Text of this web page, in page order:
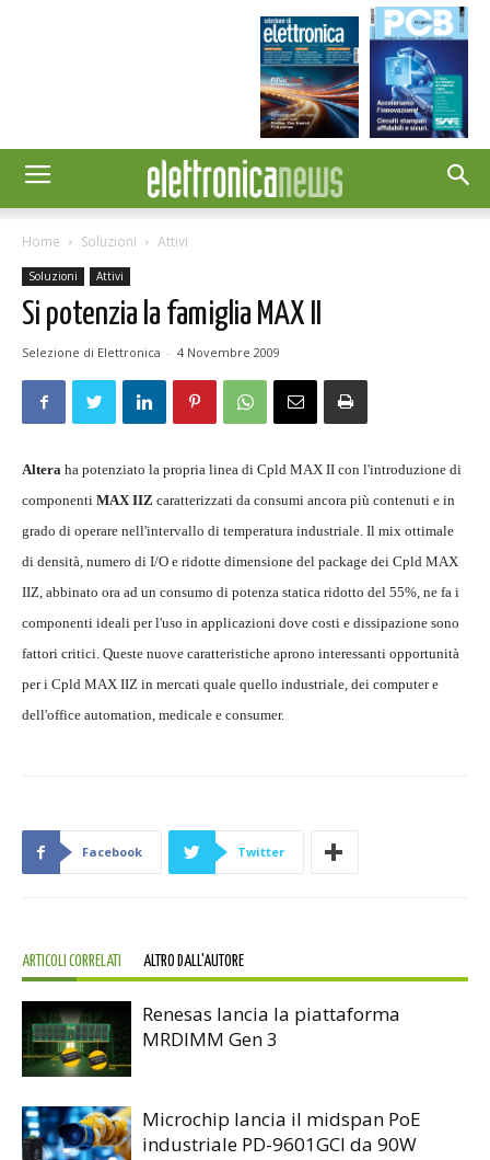
Home Soluzioni Attivi
Soluzioni Attivi
Si potenzia la famiglia MAX II
Selezione di Elettronica - 4 Novembre 2009
Altera ha potenziato la propria linea di Cpld MAX II con l'introduzione di
componenti MAX IIZ caratterizzati da consumi ancora più contenuti e in
grado di operare nell'intervallo di temperatura industriale. Il mix ottimale
di densità, numero di I/O e ridotte dimensione del package dei Cpld MAX
IIZ, abbinato ora ad un consumo di potenza statica ridotto del 55%, ne fa i
componenti ideali per l'uso in applicazioni dove costi e dissipazione sono
fattori critici. Queste nuove caratteristiche aprono interessanti opportunità
per i Cpld MAX IIZ in mercati quale quello industriale, dei computer e
dell'office automation, medicale e consumer.
Facebook Twitter
ARTICOLI CORRELATI ALTRO DALL'AUTORE
Renesas lancia la piattaforma
MRDIMM Gen 3
Microchip lancia il midspan PoE
industriale PD-9601GCI da 90W